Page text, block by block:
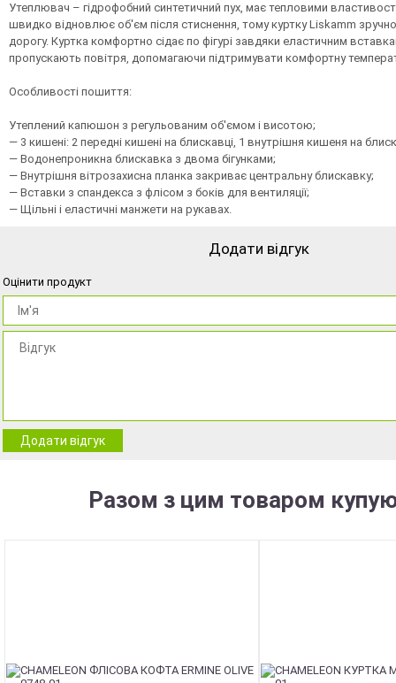
Утеплювач – гідрофобний синтетичний пух, має тепловими
швидко відновлює об'єм після стиснення, тому куртку Liskamm
дорогу. Куртка комфортно сідає по фігурі завдяки еластичним
пропускають повітря, допомагаючи підтримувати комфортну
Особливості пошиття:
Утеплений капюшон з регульованим об'ємом і висотою;
— 3 кишені: 2 передні кишені на блискавці, 1 внутрішня кишеня на
— Водонепроникна блискавка з двома бігунками;
— Внутрішня вітрозахисна планка закриває центральну блискавку;
— Вставки з спандекса з флісом з боків для вентиляції;
— Щільні і еластичні манжети на рукавах.
Додати відгук
Оцінити продукт
Додати відгук
Разом з цим товаром